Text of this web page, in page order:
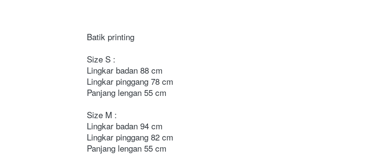
Batik printing
Size S :
Lingkar badan 88 cm
Lingkar pinggang 78 cm
Panjang lengan 55 cm
Size M :
Lingkar badan 94 cm
Lingkar pinggang 82 cm
Panjang lengan 55 cm